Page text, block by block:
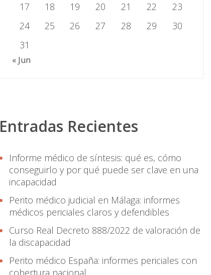
17
18 19 20 21 22
23
24
25 26 27 28 29
30
31
« Jun
Entradas Recientes
Informe médico de síntesis: qué es, cómo
conseguirlo y por qué puede ser clave en una
incapacidad
Perito médico judicial en Málaga: informes
médicos periciales claros y defendibles
Curso Real Decreto 888/2022 de valoración de
la discapacidad
Perito médico España: informes periciales con
cobertura nacional